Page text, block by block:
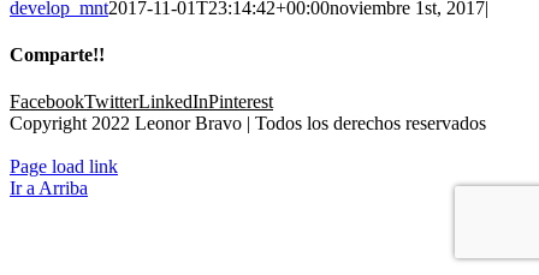
develop_mnt2017-11-01T23:14:42+00:00noviembre 1st, 2017|
Comparte!!
FacebookTwitterLinkedInPinterest
Copyright 2022 Leonor Bravo | Todos los derechos reservados
Page load link
Ir a Arriba